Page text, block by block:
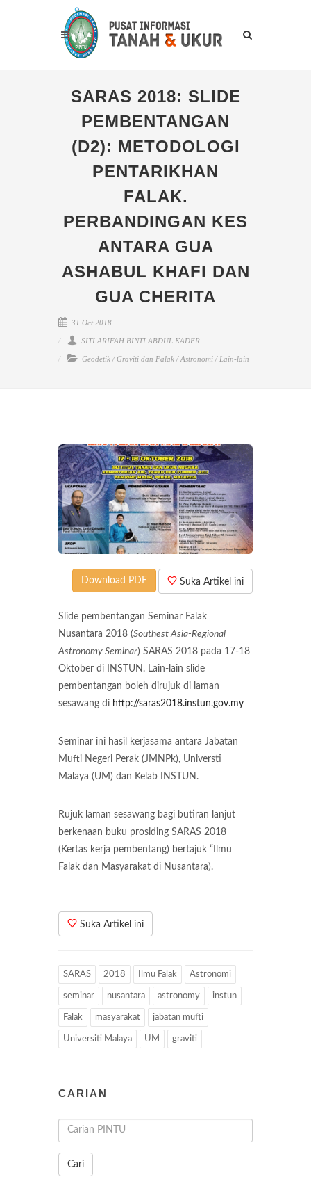
SARAS 2018: SLIDE
PEMBENTANGAN
(D2): METODOLOGI
PENTARIKHAN
FALAK.
PERBANDINGAN KES
ANTARA GUA
ASHABUL KHAFI DAN
GUA CHERITA
31 Oct 2018
SITI ARIFAH BINTI ABDUL KADER
Geodetik /Graviti dan Falak /Astronomi / Lain-lain
Suka Artikel ini
Download PDF
Slide pembentangan Seminar Falak
Nusantara 2018 (Southest Asia-Regional
Astronomy Seminar) SARAS 2018 pada 17-18
Oktober di INSTUN. Lain-lain slide
pembentangan boleh dirujuk di laman
sesawang di http://saras2018.instun.gov.my
Seminar ini hasil kerjasama antara Jabatan
Mufti Negeri Perak (JMNPk), Universti
Malaya (UM) dan Kelab INSTUN.
Rujuk laman sesawang bagi butiran lanjut
berkenaan buku prosiding SARAS 2018
(Kertas kerja pembentang) bertajuk “Ilmu
Falak dan Masyarakat di Nusantara).
Suka Artikel ini
SARAS 2018 Ilmu Falak Astronomi
seminar nusantara astronomy instun
Falak masyarakat jabatan mufti
Universiti Malaya UM graviti
CARIAN
Cari